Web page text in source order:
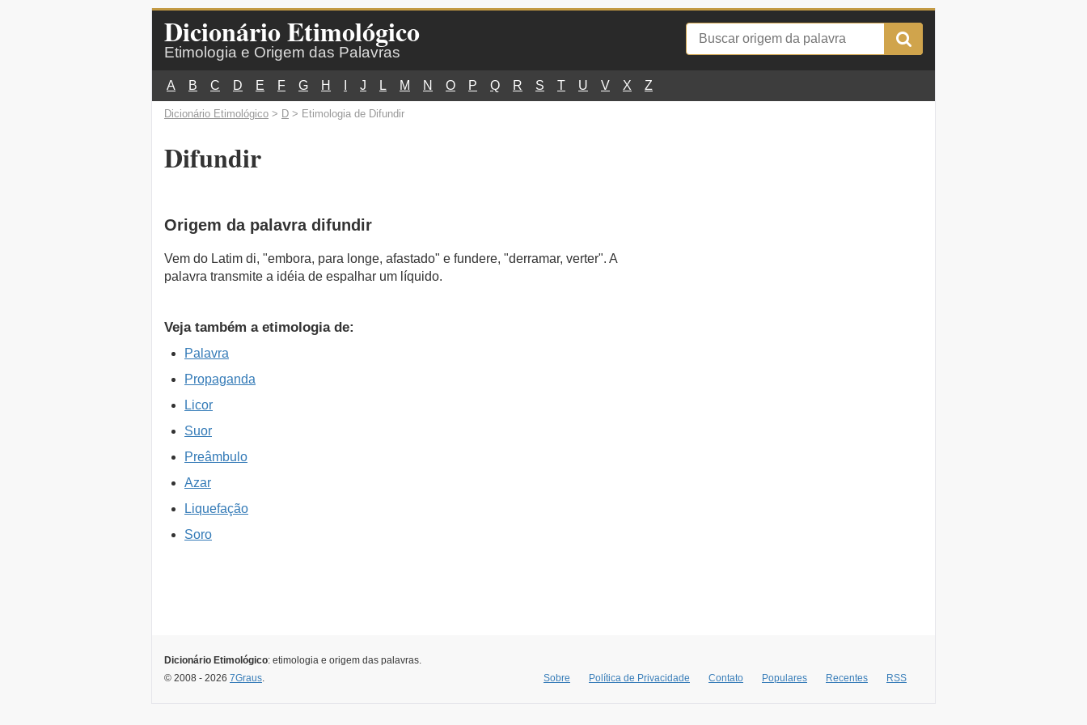
Dicionário Etimológico
Etimologia e Origem das Palavras
A B C D E F G H J L M N O P Q R S T U V X Z
Dicionário Etimológico > D > Etimologia de Difundir
Difundir
Origem da palavra difundir
Vem do Latim di, "embora, para longe, afastado" e fundere, "derramar, verter". A
palavra transmite a idéia de espalhar um líquido.
Veja também a etimologia de:
Palavra
Propaganda
Licor
Suor
Preâmbulo
Azar
Liquefação
Soro
Sobre Política de Privacidade Contato Populares Recentes RSS
Dicionário Etimológico: etimologia e origem das palavras.
© 2008 - 2026 7Graus.